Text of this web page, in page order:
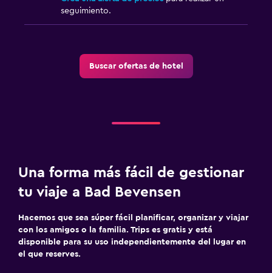
seguimiento.
Buscar ofertas de hotel
Una forma más fácil de gestionar
tu viaje a Bad Bevensen
Hacemos que sea súper fácil planificar, organizar y viajar
con los amigos o la familia. Trips es gratis y está
disponible para su uso independientemente del lugar en
el que reserves.